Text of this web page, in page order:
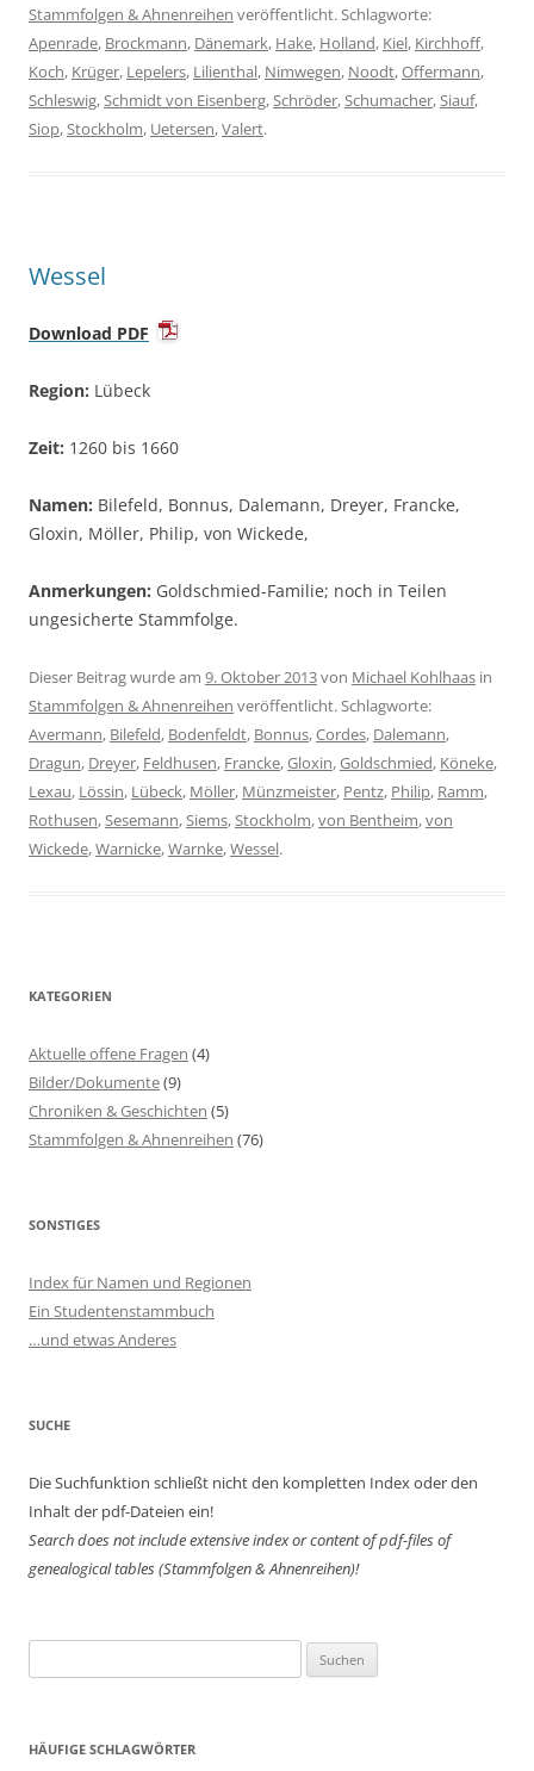
Stammfolgen & Ahnenreihen veröffentlicht. Schlagworte:
Apenrade, Brockmann, Dänemark, Hake, Holland, Kiel, Kirchhoff,
Koch, Krüger, Lepelers, Lilienthal, Nimwegen, Noodt,Offermann,
Schleswig,Schmidt von Eisenberg,Schröder,Schumacher,Siauf,
Siop,Stockholm, Uetersen,Valert.
Wessel
Download PDF
Region: Lübeck
Zeit: 1260 bis 1660
Namen: Bilefeld, Bonnus, Dalemann, Dreyer, Francke,
Gloxin, Möller, Philip, von Wickede,
Anmerkungen: Goldschmied-Familie; noch in Teilen
ungesicherte Stammfolge.
Dieser Beitrag wurde am 9. Oktober 2013von Michael Kohlhaas in
Stammfolgen & Ahnenreihen veröffentlicht. Schlagworte:
Avermann, Bilefeld, Bodenfeldt, Bonnus,Cordes, Dalemann,
Dragun, Dreyer, Feldhusen, Francke,Gloxin,Goldschmied, Köneke,
Lexau, Lössin, Lübeck, Möller, Münzmeister, Pentz, Philip, Ramm,
Rothusen,Sesemann,Siems,Stockholm,von Bentheim,von
Wickede,Warnicke,Warnke,Wessel.
KATEGORIEN
Aktuelle offene Fragen (4)
Bilder/Dokumente(9)
Chroniken & Geschichten (5)
Stammfolgen & Ahnenreihen (76)
SONSTIGES
Index für Namen und Regionen
Ein Studentenstammbuch
…und etwas Anderes
SUCHE
Die Suchfunktion schließt nicht den kompletten Index oder den
Inhalt der pdf-Dateien ein!
Search does not include extensive index or content ofpdf-files of
genealogical tables (Stammfolgen & Ahnenreihen)!
nach:
HÄUFIGE SCHLAGWÖRTER